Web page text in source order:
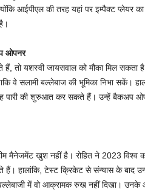
आईपीएल की तरह यहां पर इम्पैक्ट प्लेयर
ओपनर
हैं, तो यशस्वी जायसवाल को मौका मिल
वे सलामी बल्लेबाज की भूमिका निभा सकें।
की शुरुआत कर सकते हैं। उन्हें बैकअप
से टीम मैनेजमेंट खुश नहीं है। रोहित ने 2023
हालांकि, टेस्ट क्रिकेट से संन्यास के बाद
में वो आक्रामक रुख नहीं दिखा।